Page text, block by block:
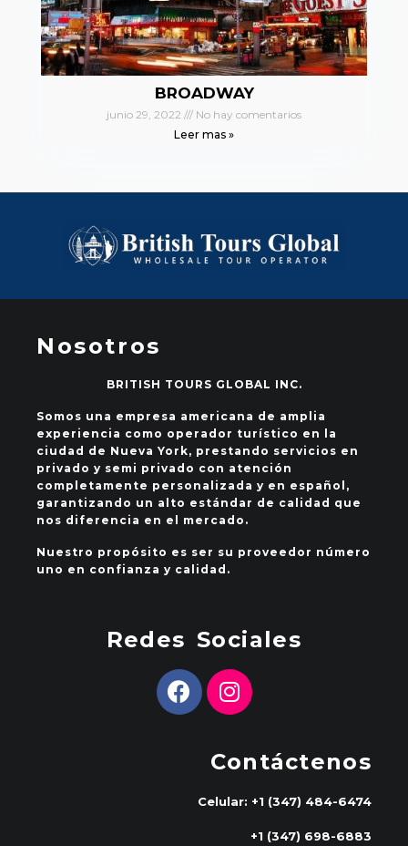
BROADWAY
junio 29, 2022
No hay comentarios
Leer mas »
Nosotros
BRITISH TOURS GLOBAL INC.
Somos una empresa americana de amplia
experiencia como operador turístico en la
ciudad de Nueva York, prestando servicios en
privado y semi privado con atención
completamente personalizada y en español,
garantizando un alto estándar de calidad que
nos diferencia en el mercado.
Nuestro propósito es ser su proveedor número
uno en confianza y calidad.
Redes Sociales
Contáctenos
Celular: +1 (347) 484-6474
+1 (347) 698-6883